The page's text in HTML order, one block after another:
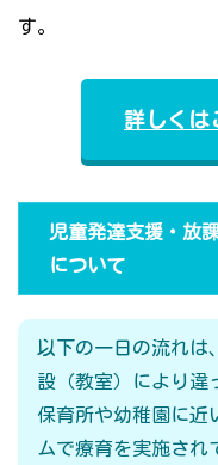
す。
詳しくは
児童発達支援・放
について
以下の一日の流れは
設（教室）により違
保育所や幼稚園に近
ムで療育を実施され